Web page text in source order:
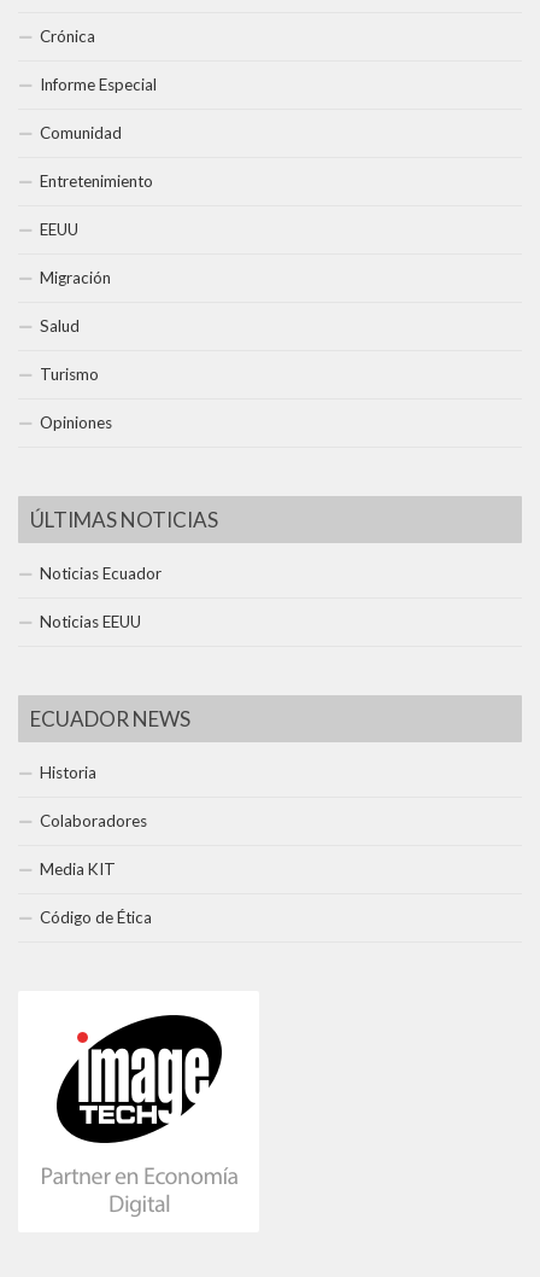
Crónica
Informe Especial
Comunidad
Entretenimiento
EEUU
Migración
Salud
Turismo
Opiniones
ÚLTIMAS NOTICIAS
Noticias Ecuador
Noticias EEUU
ECUADOR NEWS
Historia
Colaboradores
Media KIT
Código de Ética